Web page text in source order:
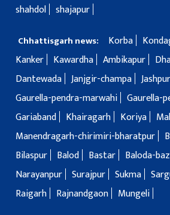
shahdol shajapur
Chhattisgarh news: Korba
Kanker
Kawardha Ambikapur
Dantewada Janjgir-champa Jashpur
Gaurella-pendra-marwahi Gaurella-
Gariaband
Khairagarh Koriya
Manendragarh-chirimiri-bharatpur
Bilaspur
Balod Bastar Baloda-
Narayanpur Surajpur Sukma
Raigarh
Rajnandgaon Mungeli